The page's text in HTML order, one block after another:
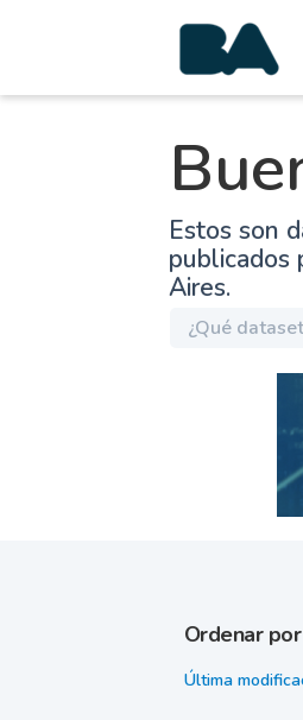
Estos son
publicados
Aires.
Ordenar por